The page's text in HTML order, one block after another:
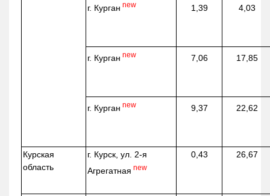
г. Курган new 1,39 4,03
г. Курган new 7,06 17,85
г. Курган new 9,37 22,62
Курская
область
г. Курск, ул. 2-я
Агрегатная new
0,43 26,67